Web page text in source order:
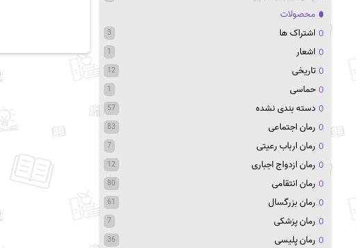
محصولات
اشتراک ها
3
اشعار 1
تاریخی 12
حماسی 1
دسته بندی نشده 57
رمان اجتماعی 83
رمان ارباب رعیتی 7
رمان ازدواج اجباری 12
رمان انتقامی 80
رمان بزرگسال 61
رمان پزشکی 7
رمان پلیسی 36